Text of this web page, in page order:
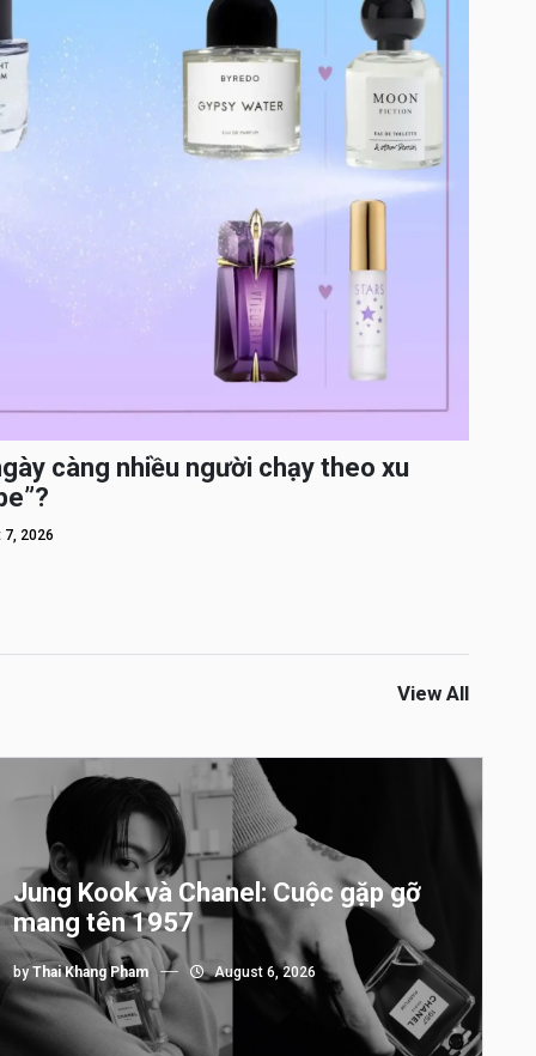
càng nhiều người chạy theo xu
2026
View All
Jung Kook và Chanel: Cuộc gặp gỡ
mang tên 1957
byThai Khang Pham August 6, 2026